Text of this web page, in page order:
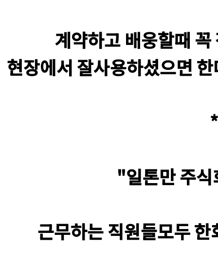
계약하고 배웅할때
현장에서 잘사용하셨으면
"일톤만 주
근무하는 직원들모두